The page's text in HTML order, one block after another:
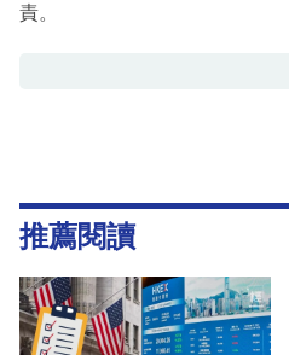
責。
推薦閱讀